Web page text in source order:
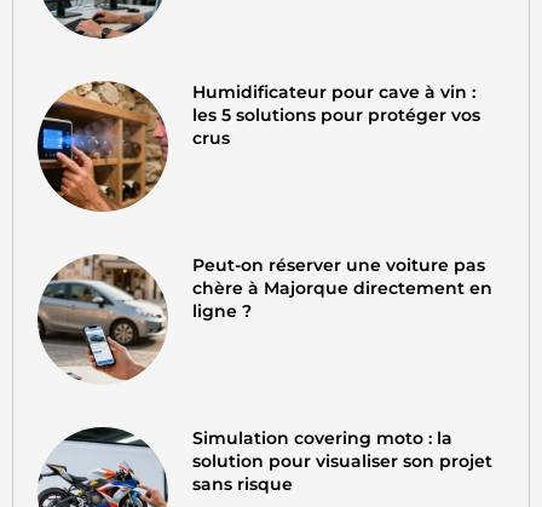
Humidificateur pour cave à vin :
les 5 solutions pour protéger vos
crus
Peut-on réserver une voiture pas
chère à Majorque directement en
ligne ?
Simulation covering moto : la
solution pour visualiser son projet
sans risque